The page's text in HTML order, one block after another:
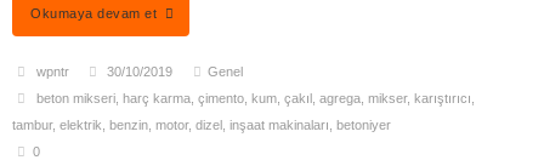
Okumaya devam et
wpntr 30/10/2019
Genel
beton mikseri, harç karma, çimento, kum, çakıl, agrega, mikser, karıştırıcı
tambur, elektrik benzin motor, dizel inşaat makinaları betoniyer
0